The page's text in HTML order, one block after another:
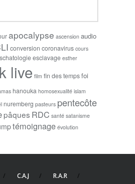
apocalypse ascension audio
conversion coronavirus cours
esclavage esther
live film fin des tempsfoi
hanouka homosexualité islam
nuremberg pasteurs pentecôte
pâques RDC santé satanisme
témoignage évolution
C.A.J R.A.R